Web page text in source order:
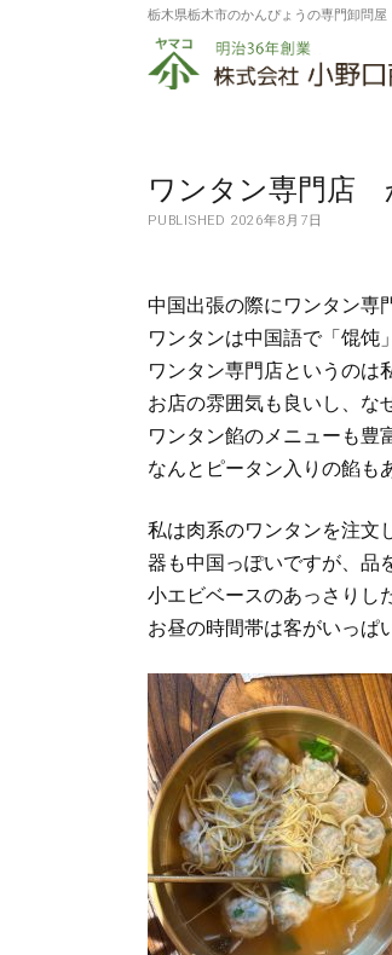
栃木県栃木市のかんぴょうの専門卸問屋
株
社
小
口
商
店
ワンタン専門店
PUBLISHED 2026年8月7日
中国出張の際にワンタン専
ワンタンは中国語で「馄饨
ワンタン専門店というのは
お店の雰囲気も良いし、な
ワンタン餡のメニューも豊
なんとピータン入りの餡も
私は肉系のワンタンを注文
器も中国っぽいですが、品
小エビベースのあっさりし
お昼の時間帯は客がいっぱ